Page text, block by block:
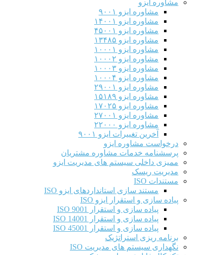
مشاوره ایزو
مشاوره ایزو ۹۰۰۱
مشاوره ایزو ۱۴۰۰۱
مشاوره ایزو ۴۵۰۰۱
مشاوره ایزو ۱۳۴۸۵
مشاوره ایزو ۱۰۰۰۱
مشاوره ایزو ۱۰۰۰۲
مشاوره ایزو ۱۰۰۰۳
مشاوره ایزو ۱۰۰۰۴
مشاوره ایزو ۲۹۰۰۱
مشاوره ایزو ۱۵۱۸۹
مشاوره ایزو ۱۷۰۲۵
مشاوره ایزو ۲۷۰۰۱
مشاوره ایزو ۲۲۰۰۰
آخرین تغییرات ایزو ۹۰۰۱
درخواست مشاوره ایزو
پرسشنامه خدمات مشاوره مشتریان
ممیزی داخلی سیستم های مدیریت ایزو
مدیریت ریسک
مستندات ISO
مستند سازی استانداردهای ایزو ISO
پیاده سازی و استقرار ایزو ISO
پیاده سازی و استقرار ISO 9001​
پیاده سازی و استقرار ISO 14001
پیاده سازی و استقرار ISO 45001
برنامه ریزی استراتژیک
نگهداری سیستم های مدیریت ISO